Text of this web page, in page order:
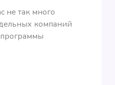
не так много
компаний